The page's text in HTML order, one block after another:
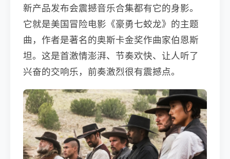
新产品发布会震撼音乐合集都有它的身影。
它就是美国冒险电影《豪勇七蛟龙》的主题
曲，作者是著名的奥斯卡金奖作曲家伯恩斯
坦。这是首激情澎湃、节奏欢快、让人听了
兴奋的交响乐，前奏激烈很有震撼点。